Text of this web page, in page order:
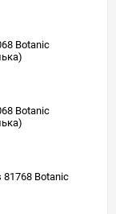
Botanic
Botanic
81768 Botanic